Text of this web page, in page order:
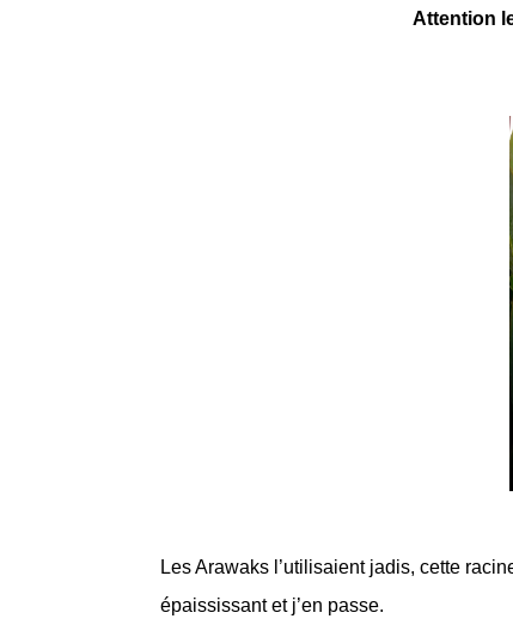
Attention
Les Arawaks l’utilisaient jadis, cette
épaississant et j’en passe.